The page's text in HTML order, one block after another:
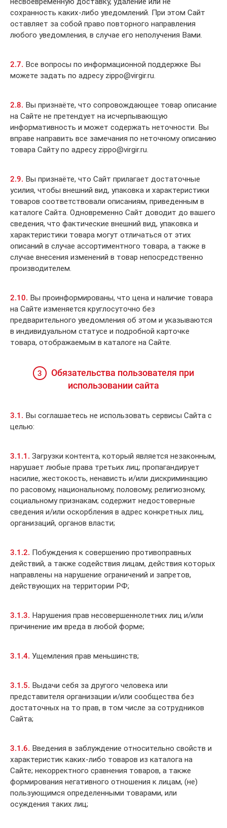
сохранность каких-либо уведомлений. При этом Сайт
оставляет за собой право повторного направления
любого уведомления, в случае его неполучения Вами.
2.7. Все вопросы по информационной поддержке Вы
можете задать по адресу zippo@virgir.ru.
2.8. Вы признаёте, что сопровождающее товар описание
на Сайте не претендует на исчерпывающую
информативность и может содержать неточности. Вы
вправе направить все замечания по неточному описанию
товара Сайту по адресу zippo@virgir.ru.
2.9. Вы признаёте, что Сайт прилагает достаточные
усилия, чтобы внешний вид, упаковка и характеристики
товаров соответствовали описаниям, приведенным в
каталоге Сайта. Одновременно Сайт доводит до вашего
сведения, что фактические внешний вид, упаковка и
характеристики товара могут отличаться от этих
описаний в случае ассортиментного товара, а также в
случае внесения изменений в товар непосредственно
производителем.
2.10. Вы проинформированы, что цена и наличие товара
на Сайте изменяется круглосуточно без
предварительного уведомления об этом и указываются
в индивидуальном статусе и подробной карточке
товара, отображаемым в каталоге на Сайте.
3
Обязательства пользователя при
использовании сайта
3.1. Вы соглашаетесь не использовать сервисы Сайта с
целью:
3.1.1. Загрузки контента, который является незаконным,
нарушает любые права третьих лиц; пропагандирует
насилие, жестокость, ненависть и/или дискриминацию
по расовому, национальному, половому, религиозному,
социальному признакам; содержит недостоверные
сведения и/или оскорбления в адрес конкретных лиц,
организаций, органов власти;
3.1.2. Побуждения к совершению противоправных
действий, а также содействия лицам, действия которых
направлены на нарушение ограничений и запретов,
действующих на территории РФ;
3.1.3. Нарушения прав несовершеннолетних лиц и/или
причинение им вреда в любой форме;
3.1.4. Ущемления прав меньшинств;
3.1.5. Выдачи себя за другого человека или
представителя организации и/или сообщества без
достаточных на то прав, в том числе за сотрудников
Сайта;
3.1.6. Введения в заблуждение относительно свойств и
характеристик каких-либо товаров из каталога на
Сайте; некорректного сравнения товаров, а также
формирования негативного отношения к лицам, (не)
пользующимся определенными товарами, или
осуждения таких лиц;